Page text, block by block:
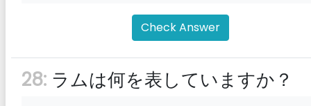
Check Answer
28: ラムは何を表していますか？